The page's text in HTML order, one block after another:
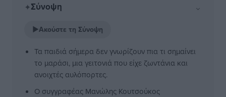
✦Σύνοψη ⌄
▶Ακούστε τη Σύνοψη
Τα παιδιά σήμερα δεν γνωρίζουν πια τι σημαίνει
το μαράσι, μια γειτονιά που είχε ζωντάνια και
ανοιχτές αυλόπορτες.
Ο συγγραφέας Μανώλης Κουτσούκος